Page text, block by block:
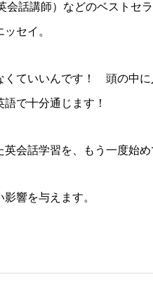
会話講師）などのベストセ
セイ。
くていいんです！ 頭の中に
で十分通じます！
英会話学習を、もう一度始め
響を与えます。